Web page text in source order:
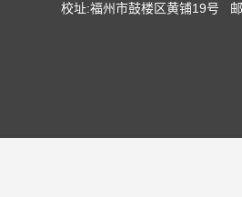
校址:福州市鼓楼区黄铺19号